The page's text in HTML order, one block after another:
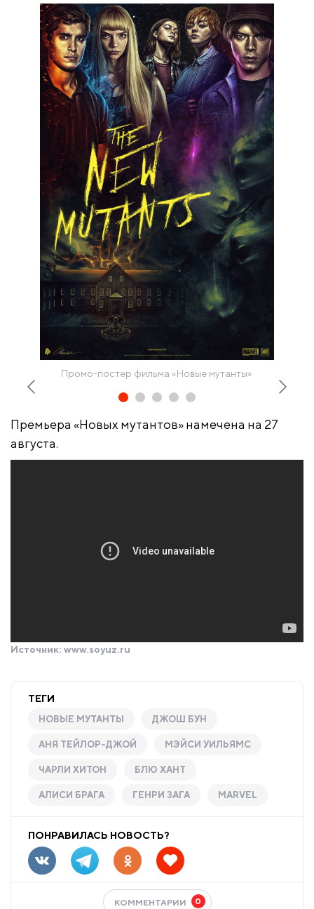
Промо-постер фильма «Новые мутанты»
Премьера «Новых мутантов» намечена на 27
августа.
Источник: www.soyuz.ru
ТЕГИ
НОВЫЕ МУТАНТЫ ДЖОШ БУН
АНЯ ТЕЙЛОР-ДЖОЙ МЭЙСИ УИЛЬЯМС
ЧАРЛИ ХИТОН БЛЮ ХАНТ
АЛИСИ БРАГА ГЕНРИ ЗАГА MARVEL
ПОНРАВИЛАСЬ НОВОСТЬ?
КОММЕНТАРИИ 0